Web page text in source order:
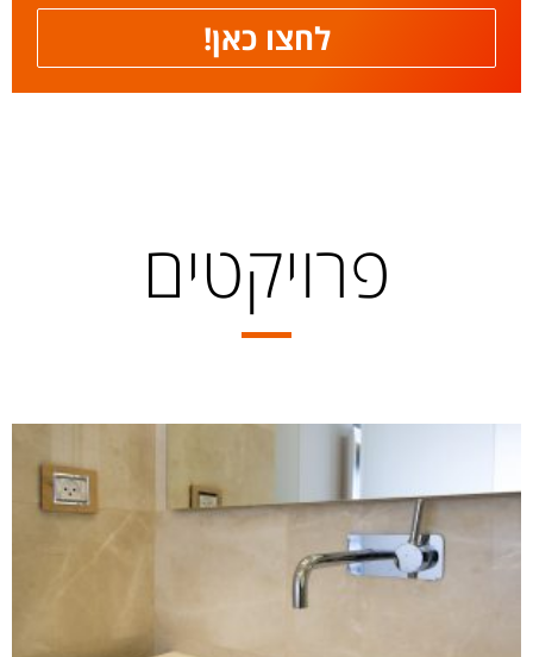
לחצו כאן!
פרויקטים